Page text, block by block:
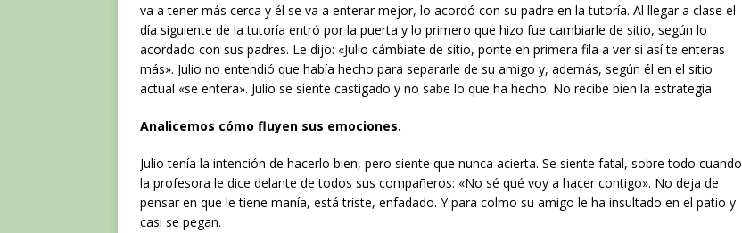
va a tener más cerca y él se va a enterar mejor, lo acordó con su padre en la tutoría. Al llegar a clase el
día siguiente de la tutoría entró por la puerta y lo primero que hizo fue cambiarle de sitio, según lo
acordado con sus padres. Le dijo: «Julio cámbiate de sitio, ponte en primera fila a ver si así te enteras
más». Julio no entendió que había hecho para separarle de su amigo y, además, según él en el sitio
actual «se entera». Julio se siente castigado y no sabe lo que ha hecho. No recibe bien la estrategia
Analicemos cómo fluyen sus emociones.
Julio tenía la intención de hacerlo bien, pero siente que nunca acierta. Se siente fatal, sobre todo cuando
la profesora le dice delante de todos sus compañeros: «No sé qué voy a hacer contigo». No deja de
pensar en que le tiene manía, está triste, enfadado. Y para colmo su amigo le ha insultado en el patio y
casi se pegan.